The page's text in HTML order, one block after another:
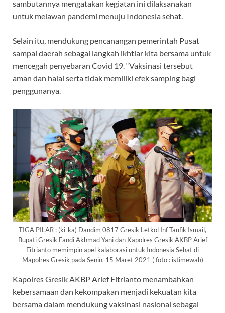
sambutannya mengatakan kegiatan ini dilaksanakan
untuk melawan pandemi menuju Indonesia sehat.
Selain itu, mendukung pencanangan pemerintah Pusat
sampai daerah sebagai langkah ikhtiar kita bersama untuk
mencegah penyebaran Covid 19. “Vaksinasi tersebut
aman dan halal serta tidak memiliki efek samping bagi
penggunanya.
TIGA PILAR : (ki-ka) Dandim 0817 Gresik Letkol Inf Taufik Ismail,
Bupati Gresik Fandi Akhmad Yani dan Kapolres Gresik AKBP Arief
Fitrianto memimpin apel kalaborasi untuk Indonesia Sehat di
Mapolres Gresik pada Senin, 15 Maret 2021 ( foto : istimewah)
Kapolres Gresik AKBP Arief Fitrianto menambahkan
kebersamaan dan kekompakan menjadi kekuatan kita
bersama dalam mendukung vaksinasi nasional sebagai